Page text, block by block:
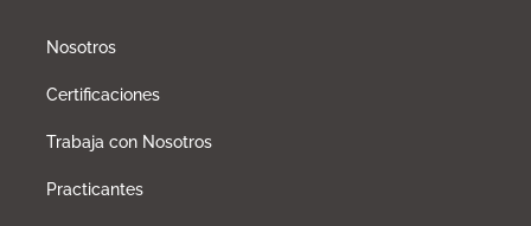
Nosotros
Certificaciones
Trabaja con Nosotros
Practicantes